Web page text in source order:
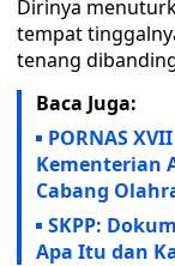
Dirinya
tempat
tenang
Baca Juga:
PORNAS
Kementerian
Cabang
SKPP:
Apa Itu dan